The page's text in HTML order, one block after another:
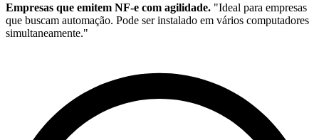
Empresas que emitem NF-e com agilidade. "Ideal para empresas
que buscam automação. Pode ser instalado em vários computadores
simultaneamente."